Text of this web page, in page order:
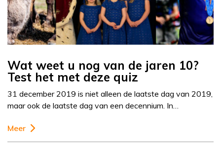
Wat weet u nog van de jaren 10?
Test het met deze quiz
31 december 2019 is niet alleen de laatste dag van 2019,
maar ook de laatste dag van een decennium. In…
Meer